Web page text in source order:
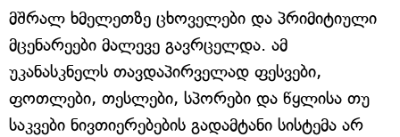
მშრალ ხმელეთზე ცხოველები და პრიმიტიული
მცენარეები მალევე გავრცელდა. ამ
უკანასკნელს თავდაპირველად ფესვები,
ფოთლები, თესლები, სპორები და წყლისა თუ
საკვები ნივთიერებების გადამტანი სისტემა არ